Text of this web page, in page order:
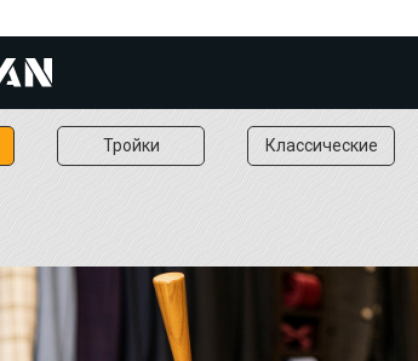
Классические
Тройки